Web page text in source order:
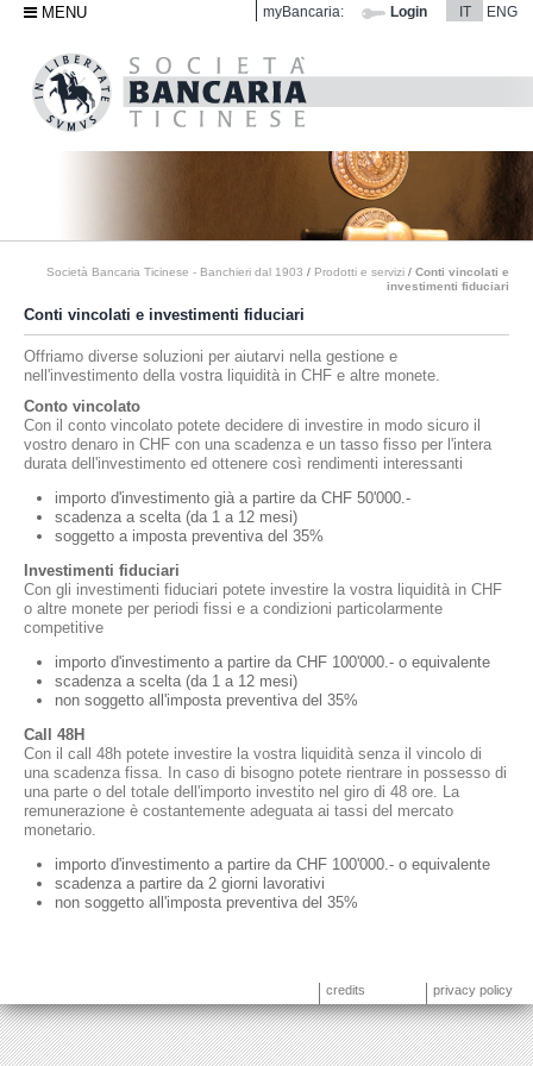
MENU IT ENG
myBancaria: Login
Società Bancaria Ticinese - Banchieri dal 1903 / Prodotti e servizi / Conti vincolati e
investimenti fiduciari
Conti vincolati e investimenti fiduciari
Offriamo diverse soluzioni per aiutarvi nella gestione e
nell'investimento della vostra liquidità in CHF e altre monete.
Conto vincolato
Con il conto vincolato potete decidere di investire in modo sicuro il
vostro denaro in CHF con una scadenza e un tasso fisso per l'intera
durata dell'investimento ed ottenere così rendimenti interessanti
importo d'investimento già a partire da CHF 50'000.-
scadenza a scelta (da 1 a 12 mesi)
soggetto a imposta preventiva del 35%
Investimenti fiduciari
Con gli investimenti fiduciari potete investire la vostra liquidità in CHF
o altre monete per periodi fissi e a condizioni particolarmente
competitive
importo d'investimento a partire da CHF 100'000.- o equivalente
scadenza a scelta (da 1 a 12 mesi)
non soggetto all'imposta preventiva del 35%
Call 48H
Con il call 48h potete investire la vostra liquidità senza il vincolo di
una scadenza fissa. In caso di bisogno potete rientrare in possesso di
una parte o del totale dell'importo investito nel giro di 48 ore. La
remunerazione è costantemente adeguata ai tassi del mercato
monetario.
importo d'investimento a partire da CHF 100'000.- o equivalente
scadenza a partire da 2 giorni lavorativi
non soggetto all'imposta preventiva del 35%
credits privacy policy